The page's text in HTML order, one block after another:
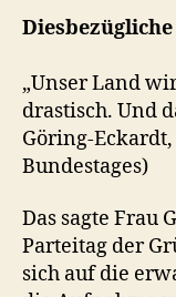
„Unser Land
drastisch. Und
Göring-
Bundestages)
Das sagte Frau
Parteitag der
sich auf die